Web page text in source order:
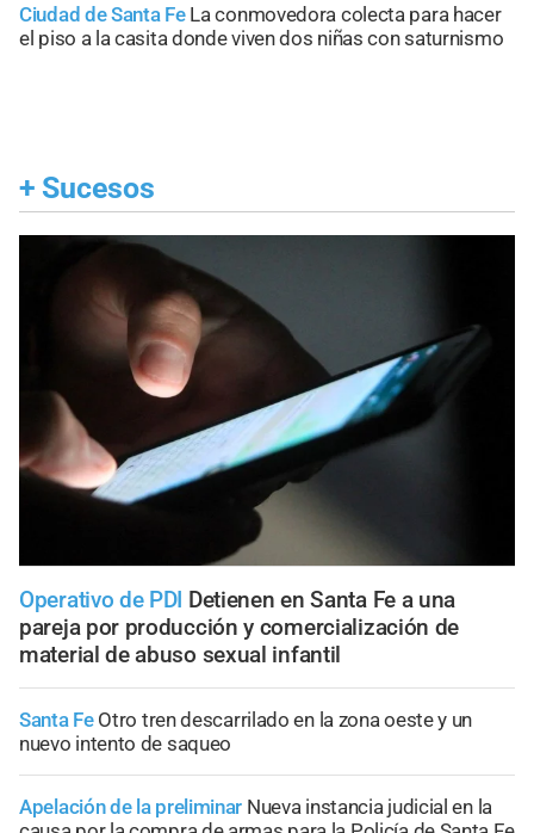
Ciudad de Santa Fe La conmovedora colecta para hacer
el piso a la casita donde viven dos niñas con saturnismo
+ Sucesos
Operativo de PDI Detienen en Santa Fe a una
pareja por producción y comercialización de
material de abuso sexual infantil
Santa Fe Otro tren descarrilado en la zona oeste y un
nuevo intento de saqueo
Apelación de la preliminar Nueva instancia judicial en la